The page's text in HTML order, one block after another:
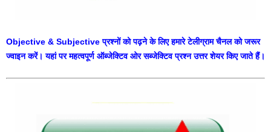
Objective & Subjective प्रश्नों को पढ़ने के लिए हमारे टेलीग्राम चैनल को जरूर
ज्वाइन करें। यहां पर महत्वपूर्ण ऑब्जेक्टिव ओर सब्जेक्टिव प्रश्न उत्तर शेयर किए जाते हैं।